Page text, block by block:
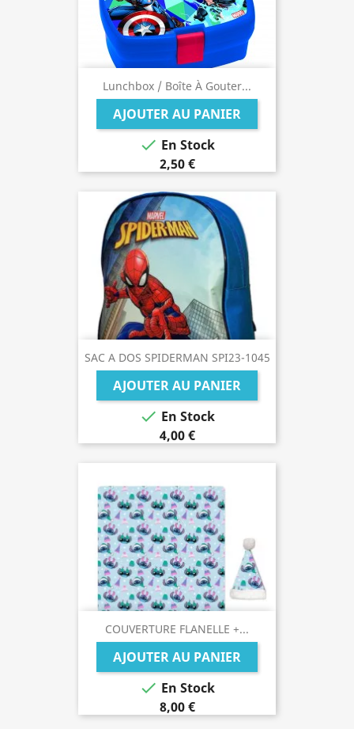
Lunchbox / Boîte À Gouter...
AJOUTER AU PANIER
 En Stock
2,50 €
SAC A DOS SPIDERMAN SPI23-1045
AJOUTER AU PANIER
 En Stock
4,00 €
COUVERTURE FLANELLE +...
AJOUTER AU PANIER
 En Stock
8,00 €